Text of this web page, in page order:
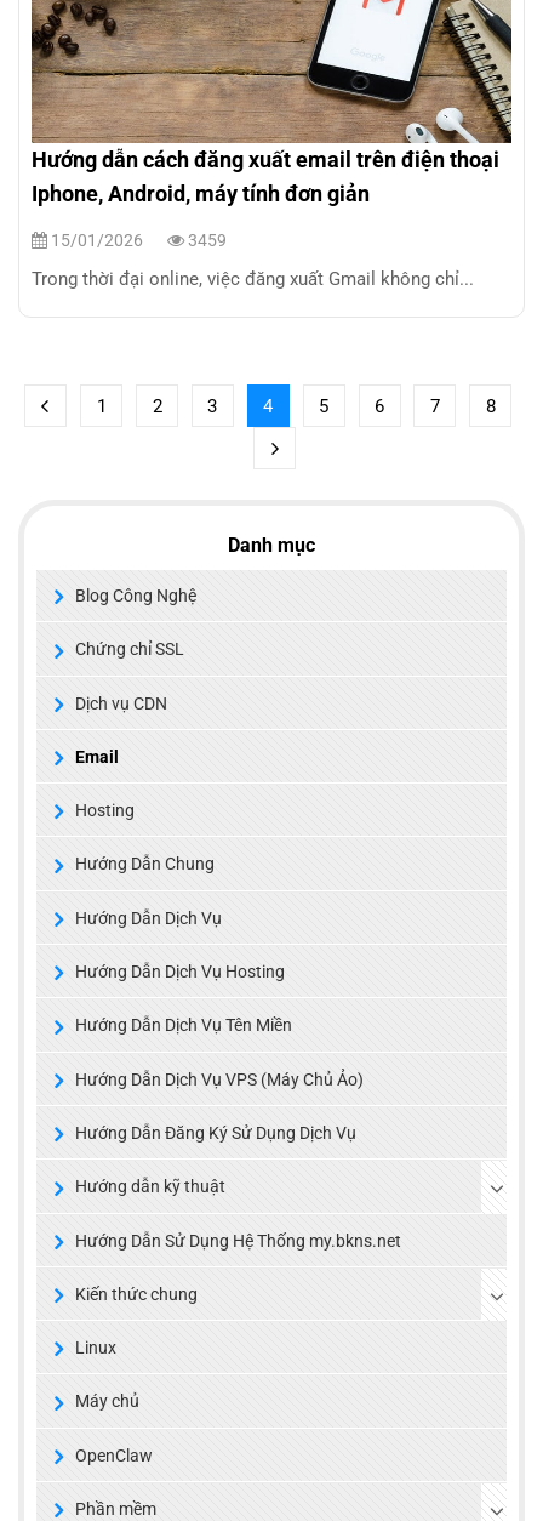
Hướng dẫn cách đăng xuất email trên điện thoại
Iphone, Android, máy tính đơn giản
15/01/2026 3459
Trong thời đại online, việc đăng xuất Gmail không chỉ...
1 2 3 4 5 6 7 8
Danh mục
Blog Công Nghệ
Chứng chỉ SSL
Dịch vụ CDN
Email
Hosting
Hướng Dẫn Chung
Hướng Dẫn Dịch Vụ
Hướng Dẫn Dịch Vụ Hosting
Hướng Dẫn Dịch Vụ Tên Miền
Hướng Dẫn Dịch Vụ VPS (Máy Chủ Ảo)
Hướng Dẫn Đăng Ký Sử Dụng Dịch Vụ
Hướng dẫn kỹ thuật
Hướng Dẫn Sử Dụng Hệ Thống my.bkns.net
Kiến thức chung
Linux
Máy chủ
OpenClaw
Phần mềm